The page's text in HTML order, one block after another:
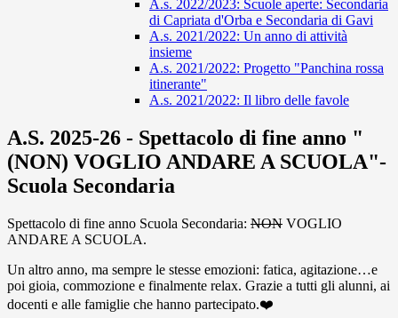
A.s. 2022/2023: Scuole aperte: Secondaria
di Capriata d'Orba e Secondaria di Gavi
A.s. 2021/2022: Un anno di attività
insieme
A.s. 2021/2022: Progetto "Panchina rossa
itinerante"
A.s. 2021/2022: Il libro delle favole
A.S. 2025-26 - Spettacolo di fine anno "
(NON) VOGLIO ANDARE A SCUOLA"-
Scuola Secondaria
Spettacolo di fine anno Scuola Secondaria: NON VOGLIO
ANDARE A SCUOLA.
Un altro anno, ma sempre le stesse emozioni: fatica, agitazione…e
poi gioia, commozione e finalmente relax. Grazie a tutti gli alunni, ai
docenti e alle famiglie che hanno partecipato.❤️